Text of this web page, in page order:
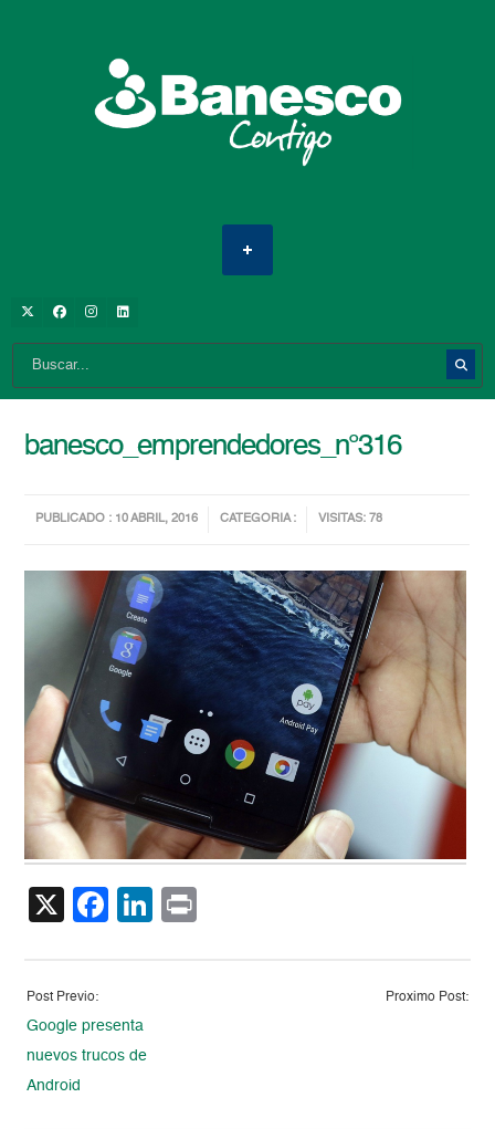
banesco_emprendedores_n°316
PUBLICADO : 10 ABRIL, 2016 CATEGORIA : VISITAS: 78
X Facebook
LinkedIn
Post Previo:
Google presenta
nuevos trucos de
Android
Proximo Post: